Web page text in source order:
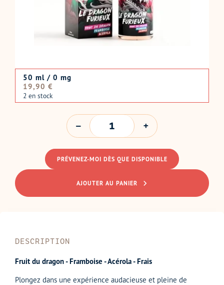
50 ml / 0 mg
Prix
normal
19,90 €
2 en stock
QUANTITÉ
PRÉVENEZ-MOI DÈS QUE DISPONIBLE
AJOUTER AU PANIER
DESCRIPTION
Fruit du dragon - Framboise - Acérola - Frais
Plongez dans une expérience audacieuse et pleine de